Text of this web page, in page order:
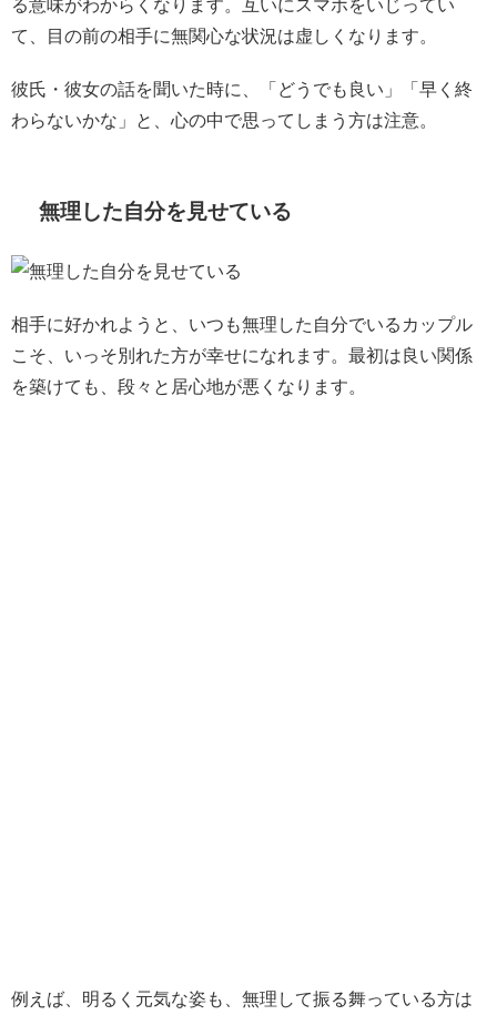
る意味がわからくなります。互いにスマホをいじってい
て、目の前の相手に無関心な状況は虚しくなります。
彼氏・彼女の話を聞いた時に、「どうでも良い」「早く終
わらないかな」と、心の中で思ってしまう方は注意。
無理した自分を見せている
相手に好かれようと、いつも無理した自分でいるカップル
こそ、いっそ別れた方が幸せになれます。最初は良い関係
を築けても、段々と居心地が悪くなります。
例えば、明るく元気な姿も、無理して振る舞っている方は